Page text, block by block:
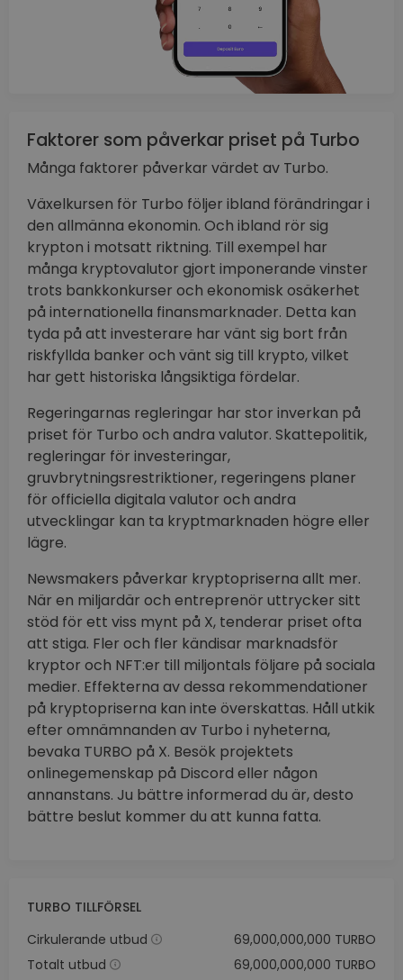
Faktorer som påverkar priset på Turbo
Många faktorer påverkar värdet av Turbo.
Växelkursen för Turbo följer ibland förändringar i
den allmänna ekonomin. Och ibland rör sig
krypton i motsatt riktning. Till exempel har
många kryptovalutor gjort imponerande vinster
trots bankkonkurser och ekonomisk osäkerhet
på internationella finansmarknader. Detta kan
tyda på att investerare har vänt sig bort från
riskfyllda banker och vänt sig till krypto, vilket
har gett historiska långsiktiga fördelar.
Regeringarnas regleringar har stor inverkan på
priset för Turbo och andra valutor. Skattepolitik,
regleringar för investeringar,
gruvbrytningsrestriktioner, regeringens planer
för officiella digitala valutor och andra
utvecklingar kan ta kryptmarknaden högre eller
lägre.
Newsmakers påverkar kryptopriserna allt mer.
När en miljardär och entreprenör uttrycker sitt
stöd för ett viss mynt på X, tenderar priset ofta
att stiga. Fler och fler kändisar marknadsför
kryptor och NFT:er till miljontals följare på sociala
medier. Effekterna av dessa rekommendationer
på kryptopriserna kan inte överskattas. Håll utkik
efter omnämnanden av Turbo i nyheterna,
bevaka TURBO på X. Besök projektets
onlinegemenskap på Discord eller någon
annanstans. Ju bättre informerad du är, desto
bättre beslut kommer du att kunna fatta.
TURBO TILLFÖRSEL
Cirkulerande utbud
69,000,000,000 TURBO
Totalt utbud
69,000,000,000 TURBO